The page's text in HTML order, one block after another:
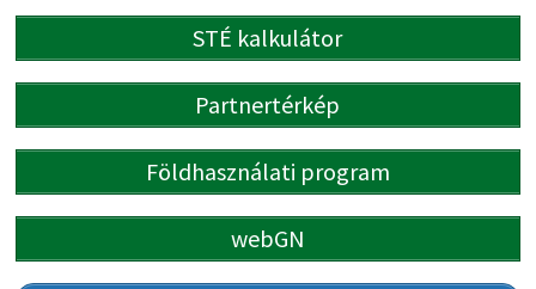
STÉ kalkulátor
Partnertérkép
Földhasználati program
webGN